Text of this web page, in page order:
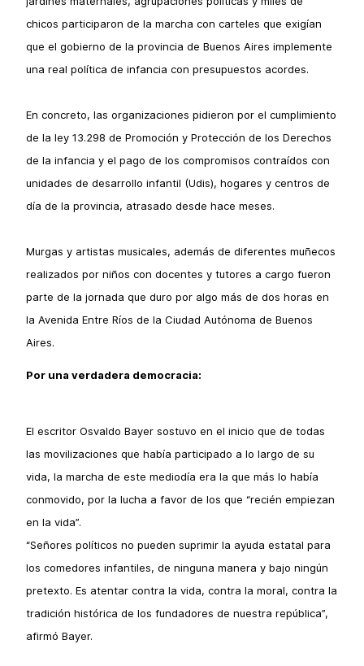
chicos participaron de la marcha con carteles que exigían
que el gobierno de la provincia de Buenos Aires implemente
una real política de infancia con presupuestos acordes.
En concreto, las organizaciones pidieron por el cumplimiento
de la ley 13.298 de Promoción y Protección de los Derechos
de la infancia y el pago de los compromisos contraídos con
unidades de desarrollo infantil (Udis), hogares y centros de
día de la provincia, atrasado desde hace meses.
Murgas y artistas musicales, además de diferentes muñecos
realizados por niños con docentes y tutores a cargo fueron
parte de la jornada que duro por algo más de dos horas en
la Avenida Entre Ríos de la Ciudad Autónoma de Buenos
Aires.
Por una verdadera democracia:
El escritor Osvaldo Bayer sostuvo en el inicio que de todas
las movilizaciones que había participado a lo largo de su
vida, la marcha de este mediodía era la que más lo había
conmovido, por la lucha a favor de los que “recién empiezan
en la vida”.
“Señores políticos no pueden suprimir la ayuda estatal para
los comedores infantiles, de ninguna manera y bajo ningún
pretexto. Es atentar contra la vida, contra la moral, contra la
tradición histórica de los fundadores de nuestra república”,
afirmó Bayer.